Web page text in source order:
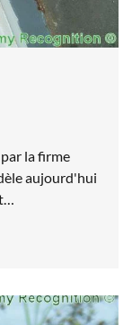
la firme
aujourd'hui